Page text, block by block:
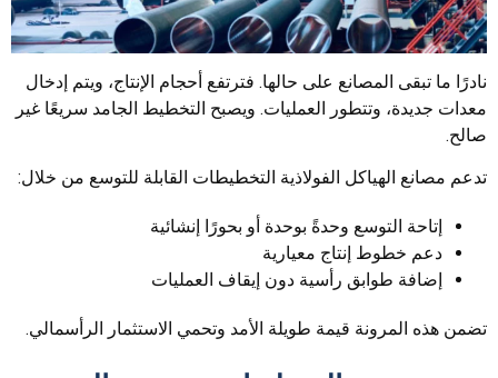
نادرًا ما تبقى المصانع على حالها. فترتفع أحجام الإنتاج، ويتم إدخال
معدات جديدة، وتتطور العمليات. ويصبح التخطيط الجامد سريعًا غير
صالح.
تدعم مصانع الهياكل الفولاذية التخطيطات القابلة للتوسع من خلال:
إتاحة التوسع وحدةً بوحدة أو بحورًا إنشائية
دعم خطوط إنتاج معيارية
إضافة طوابق رأسية دون إيقاف العمليات
تضمن هذه المرونة قيمة طويلة الأمد وتحمي الاستثمار الرأسمالي.